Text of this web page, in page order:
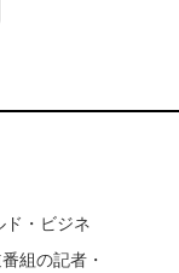
ド・ビジネ
組の記者・